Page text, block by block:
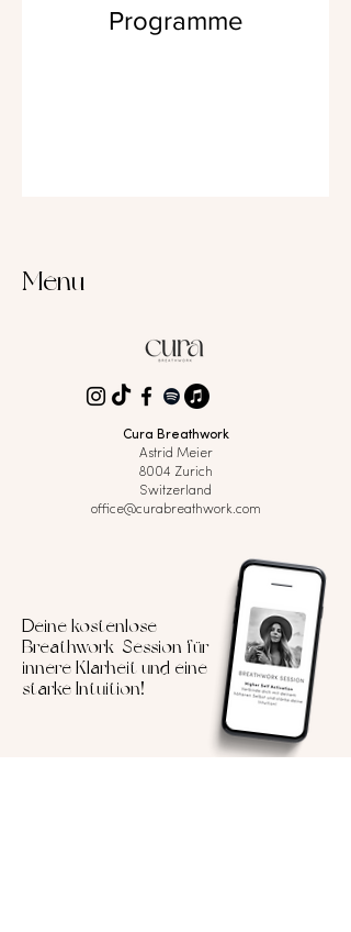
Programme
Menu
Cura Breathwork
Astrid Meier
8004 Zurich
Switzerland
office@curabreathwork.com
Deine kostenlose
Breathwork-Session für
innere Klarheit und eine
starke Intuition!